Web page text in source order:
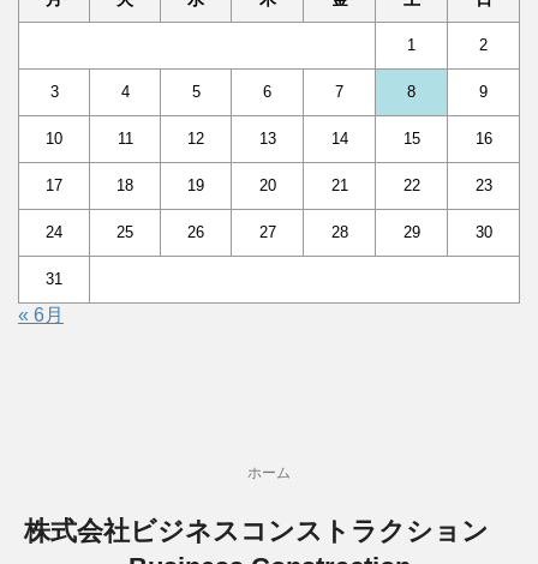
1 2
3 4 5 6 7 8 9
10 11 12 13 14 15 16
17 18 19 20 21 22 23
24 25 26 27 28 29 30
31
« 6月
ホーム
株式会社ビジネスコンストラクション